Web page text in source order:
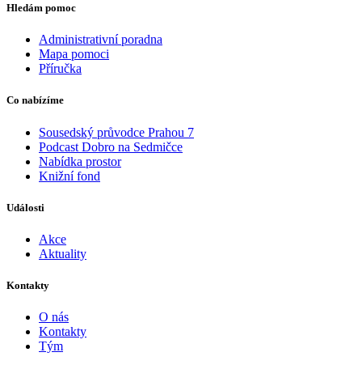
Hledám pomoc
Administrativní poradna
Mapa pomoci
Příručka
Co nabízíme
Sousedský průvodce Prahou 7
Podcast Dobro na Sedmičce
Nabídka prostor
Knižní fond
Události
Akce
Aktuality
Kontakty
O nás
Kontakty
Tým